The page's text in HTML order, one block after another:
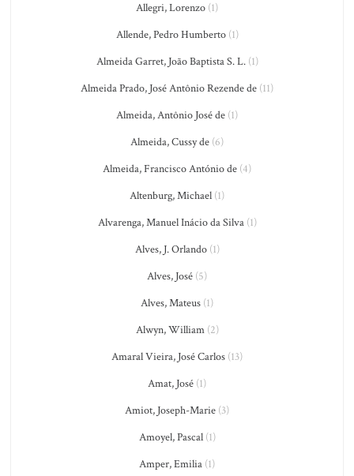
Allegri, Lorenzo (1)
Allende, Pedro Humberto(1)
Almeida Garret, João Baptista S. L.(1)
Almeida Prado, José Antônio Rezende de (11)
Almeida, Antônio José de (1)
Almeida, Cussy de (6)
Almeida, Francisco António de (4)
Altenburg, Michael (1)
Alvarenga, Manuel Inácio da Silva(1)
Alves, J. Orlando(1)
Alves, José (5)
Alves, Mateus (1)
Alwyn, William(2)
Amaral Vieira, José Carlos (13)
Amat, José (1)
Amiot, Joseph-Marie (3)
Amoyel, Pascal(1)
Amper, Emilia (1)